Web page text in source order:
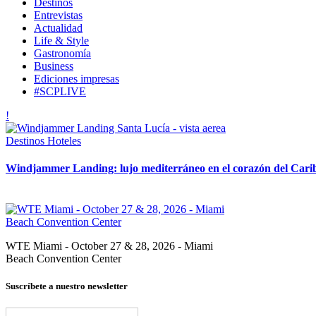
Destinos
Entrevistas
Actualidad
Life & Style
Gastronomía
Business
Ediciones impresas
#SCPLIVE
Destinos Hoteles
Windjammer Landing: lujo mediterráneo en el corazón del
WTE Miami - October 27 & 28, 2026 - Miami
Beach Convention Center
Suscríbete a nuestro newsletter